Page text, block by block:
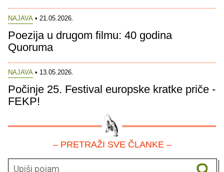
NAJAVA • 21.05.2026.
Poezija u drugom filmu: 40 godina
Quoruma
NAJAVA • 13.05.2026.
Počinje 25. Festival europske kratke priče -
FEKP!
– PRETRAŽI SVE ČLANKE –